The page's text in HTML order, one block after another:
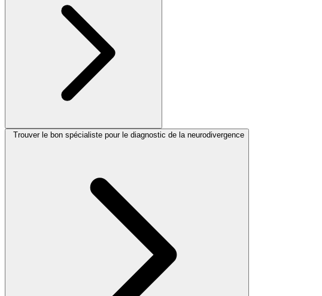
Trouver le bon spécialiste pour le diagnostic de la neurodivergence